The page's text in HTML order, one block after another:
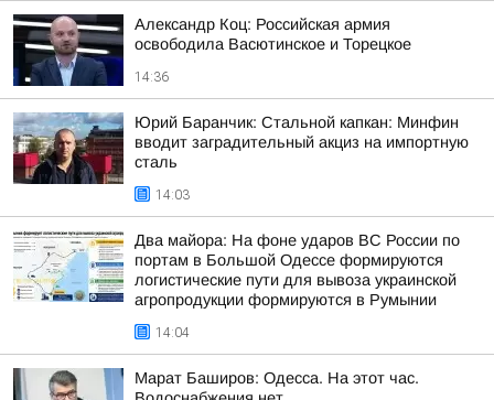
Александр Коц: Российская армия
освободила Васютинское и Торецкое
14:36
Юрий Баранчик: Стальной капкан: Минфин
вводит заградительный акциз на импортную
сталь
14:03
Два майора: На фоне ударов ВС России по
портам в Большой Одессе формируются
логистические пути для вывоза украинской
агропродукции формируются в Румынии
14:04
Марат Баширов: Одесса. На этот час.